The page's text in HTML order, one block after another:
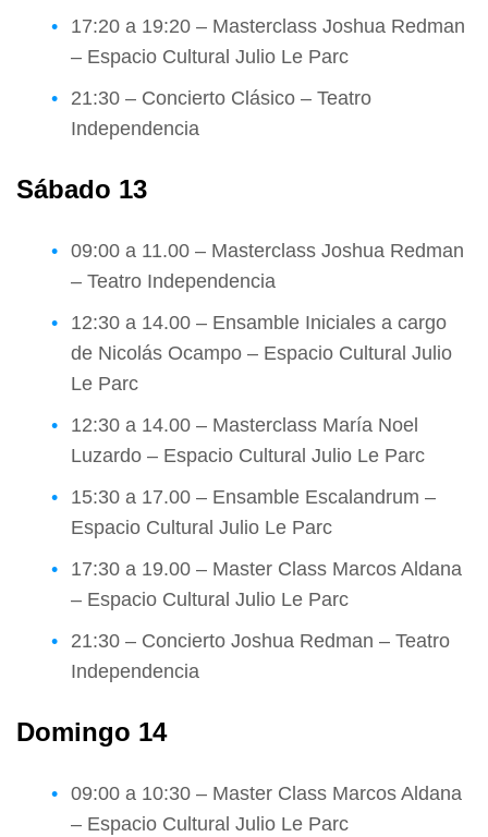
17:20 a 19:20 – Masterclass Joshua Redman
– Espacio Cultural Julio Le Parc
21:30 – Concierto Clásico – Teatro
Independencia
Sábado 13
09:00 a 11.00 – Masterclass Joshua Redman
– Teatro Independencia
12:30 a 14.00 – Ensamble Iniciales a cargo
de Nicolás Ocampo – Espacio Cultural Julio
Le Parc
12:30 a 14.00 – Masterclass María Noel
Luzardo – Espacio Cultural Julio Le Parc
15:30 a 17.00 – Ensamble Escalandrum –
Espacio Cultural Julio Le Parc
17:30 a 19.00 – Master Class Marcos Aldana
– Espacio Cultural Julio Le Parc
21:30 – Concierto Joshua Redman – Teatro
Independencia
Domingo 14
09:00 a 10:30 – Master Class Marcos Aldana
– Espacio Cultural Julio Le Parc